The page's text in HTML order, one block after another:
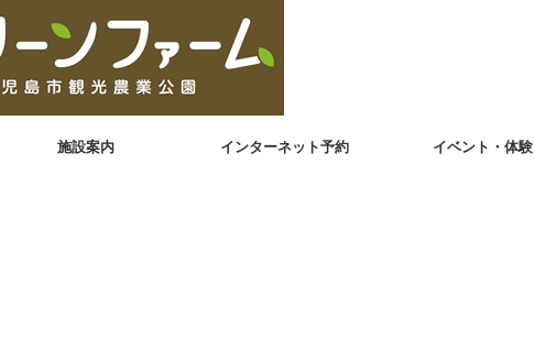
施設案内 インターネット予約 イベント・体験